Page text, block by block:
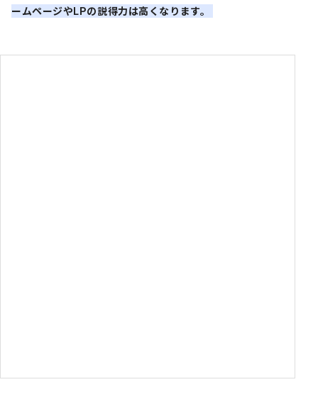
ームページやLPの説得力は高くなります。